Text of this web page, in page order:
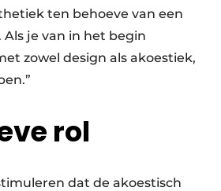
ten behoeve van een
je van in het begin
zowel design als akoestiek,
rol
dat de akoestisch